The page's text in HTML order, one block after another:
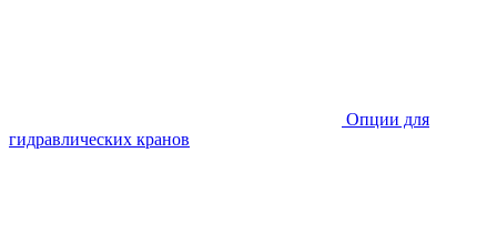
Опции для
гидравлических кранов